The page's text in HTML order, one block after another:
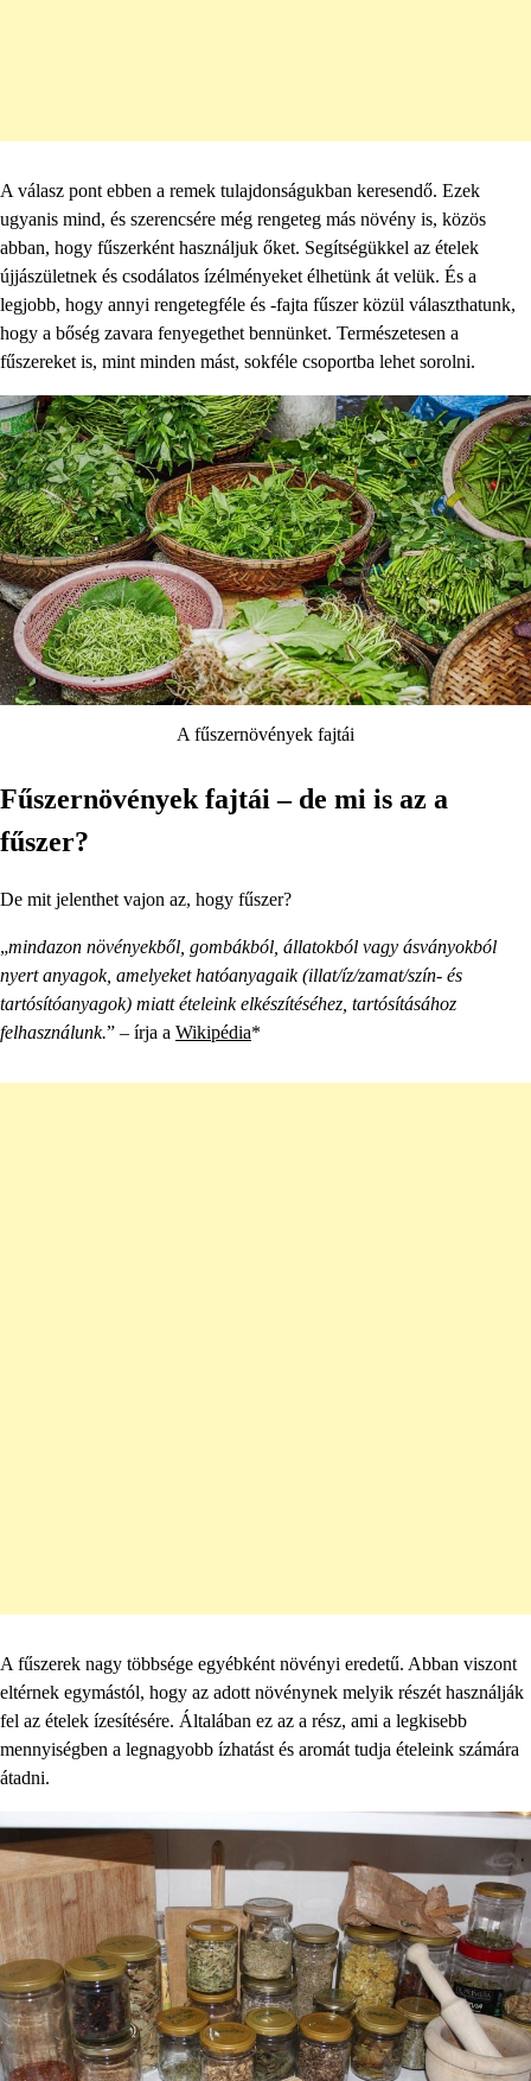
A válasz pont ebben a remek tulajdonságukban keresendő. Ezek
ugyanis mind, és szerencsére még rengeteg más növény is, közös
abban, hogy fűszerként használjuk őket. Segítségükkel az ételek
újjászületnek és csodálatos ízélményeket élhetünk át velük. És a
legjobb, hogy annyi rengetegféle és -fajta fűszer közül választhatunk,
hogy a bőség zavara fenyegethet bennünket. Természetesen a
fűszereket is, mint minden mást, sokféle csoportba lehet sorolni.
A fűszernövények fajtái
Fűszernövények fajtái – de mi is az a
fűszer?
De mit jelenthet vajon az, hogy fűszer?
„mindazon növényekből, gombákból, állatokból vagy ásványokból
nyert anyagok, amelyeket hatóanyagaik (illat/íz/zamat/szín- és
tartósítóanyagok) miatt ételeink elkészítéséhez, tartósításához
felhasználunk.” – írja a Wikipédia*
A fűszerek nagy többsége egyébként növényi eredetű. Abban viszont
eltérnek egymástól, hogy az adott növénynek melyik részét használják
fel az ételek ízesítésére. Általában ez az a rész, ami a legkisebb
mennyiségben a legnagyobb ízhatást és aromát tudja ételeink számára
átadni.